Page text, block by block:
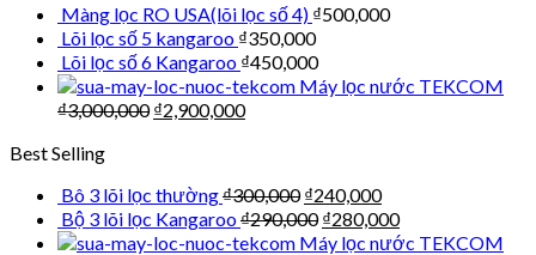
Màng lọc RO USA(lõi lọc số 4) ₫500,000
Lõi lọc số 5 kangaroo ₫350,000
Lõi lọc số 6 Kangaroo ₫450,000
Máy lọc nước TEKCOM
₫3,000,000 ₫2,900,000
Best Selling
Bô 3 lõi lọc thường₫300,000 ₫240,000
Bộ 3 lõi lọc Kangaroo₫290,000 ₫280,000
Máy lọc nước TEKCOM